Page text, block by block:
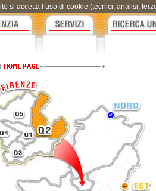
si accetta l uso di cookie (tecnici, analisi,